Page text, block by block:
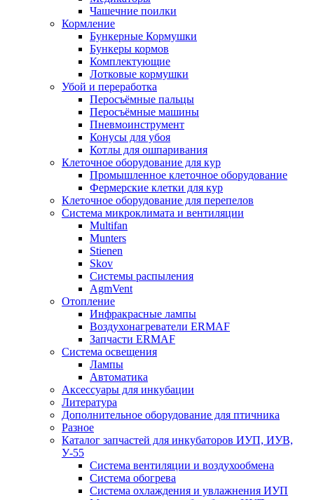
Чашечние поилки
Кормление
Бункерные Кормушки
Бункеры кормов
Комплектующие
Лотковые кормушки
Убой и переработка
Перосъёмные пальцы
Перосъёмные машины
Пневмоинструмент
Конусы для убоя
Котлы для ошпаривания
Клеточное оборудование для кур
Промышленное клеточное оборудование
Фермерские клетки для кур
Клеточное оборудование для перепелов
Система микроклимата и вентиляции
Multifan
Munters
Stienen
Skov
Системы распыления
AgmVent
Отопление
Инфракрасные лампы
Воздухонагреватели ERMAF
Запчасти ERMAF
Система освещения
Лампы
Автоматика
Аксессуары для инкубации
Литература
Дополнительное оборудование для птичника
Разное
Каталог запчастей для инкубаторов ИУП, ИУВ,
У-55
Система вентиляции и воздухообмена
Система обогрева
Система охлаждения и увлажнения ИУП